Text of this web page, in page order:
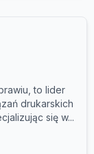
to lider
drukarskich
się w...